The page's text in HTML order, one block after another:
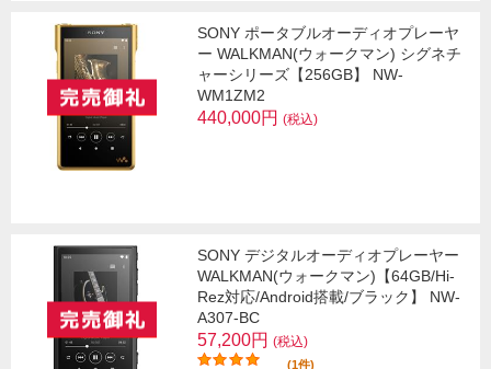
SONY ポータブルオーディオプレーヤ
ー WALKMAN(ウォークマン) シグネチ
ャーシリーズ【256GB】 NW-
WM1ZM2
440,000円 (税込)
SONY デジタルオーディオプレーヤー
WALKMAN(ウォークマン)【64GB/Hi-
Rez対応/Android搭載/ブラック】 NW-
A307-BC
57,200円 (税込)
(1件)